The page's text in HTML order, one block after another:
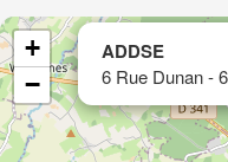
ADDSE
6 Rue Dunan -
+
−